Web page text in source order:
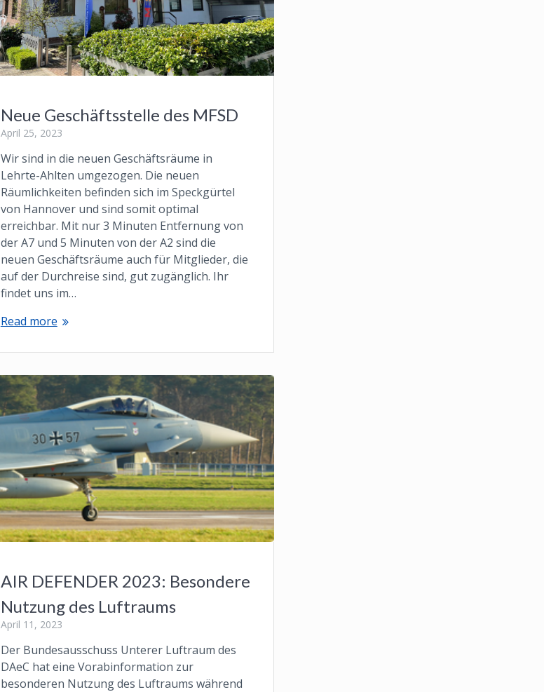
Neue Geschäftsstelle des MFSD
April 25, 2023
Wir sind in die neuen Geschäftsräume in
Lehrte-Ahlten umgezogen. Die neuen
Räumlichkeiten befinden sich im Speckgürtel
von Hannover und sind somit optimal
erreichbar. Mit nur 3 Minuten Entfernung von
der A7 und 5 Minuten von der A2 sind die
neuen Geschäftsräume auch für Mitglieder, die
auf der Durchreise sind, gut zugänglich. Ihr
findet uns im…
Read more
AIR DEFENDER 2023: Besondere
Nutzung des Luftraums
April 11, 2023
Der Bundesausschuss Unterer Luftraum des
DAeC hat eine Vorabinformation zur
besonderen Nutzung des Luftraums während